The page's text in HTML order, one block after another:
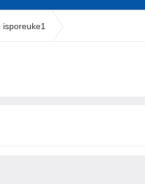
isporeuke1